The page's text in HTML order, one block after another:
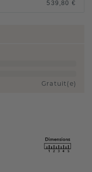
539,80 €
Gratuit(e)